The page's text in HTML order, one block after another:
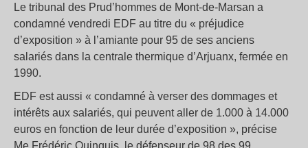
Le tribunal des Prud’hommes de Mont-de-Marsan a
condamné vendredi EDF au titre du « préjudice
d’exposition » à l’amiante pour 95 de ses anciens
salariés dans la centrale thermique d’Arjuanx, fermée en
1990.
EDF est aussi « condamné à verser des dommages et
intérêts aux salariés, qui peuvent aller de 1.000 à 14.000
euros en fonction de leur durée d’exposition », précise
Me Frédéric Quinquis, le défenseur de 98 des 99